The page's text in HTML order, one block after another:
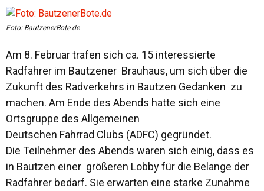
Foto: BautzenerBote.de
Am 8. Februar trafen sich ca. 15 interessierte
Radfahrer im Bautzener Brauhaus, um sich über die
Zukunft des Radverkehrs in Bautzen Gedanken zu
machen. Am Ende des Abends hatte sich eine
Ortsgruppe des Allgemeinen
Deutschen Fahrrad Clubs (ADFC) gegründet.
Die Teilnehmer des Abends waren sich einig, dass es
in Bautzen einer größeren Lobby für die Belange der
Radfahrer bedarf. Sie erwarten eine starke Zunahme